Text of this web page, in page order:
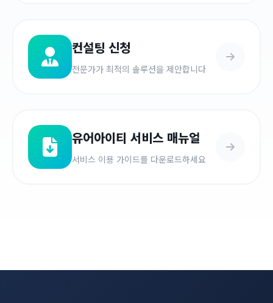
컨설팅 신청
전문가가 최적의 솔루션을 제안합니다
유어아이티 서비스 매뉴얼
서비스 이용 가이드를 다운로드하세요